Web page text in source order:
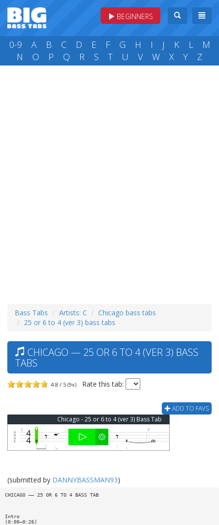
BEGINNERS
0-9 A B C D E F G H I J K L
M
N
O P Q R S T U V W X Y Z
Bass Tabs Artists: C
Chicago bass tabs
25 or 6 to 4 (ver 3) bass tabs
CHICAGO — 25 OR 6 TO 4 (VER 3) BASS
TABS
4.8 / 5 (9x) Rate this tab:
ADD TO FAVS
Chicago - 25 or 6 to 4 (ver 3) Bass Tab
(submitted by DANNYBASSMAN93)
CHICAGO —— 25 OR 6 TO 4 BASS TAB
Intro
(0:00—0:26)